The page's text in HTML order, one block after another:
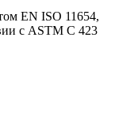
EN ISO 11654,
с ASTM C 423